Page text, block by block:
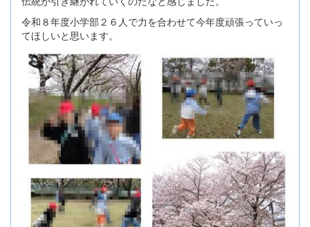
令和８年度小学部２６人で力を合わせて今年度頑張っていっ
てほしいと思います。